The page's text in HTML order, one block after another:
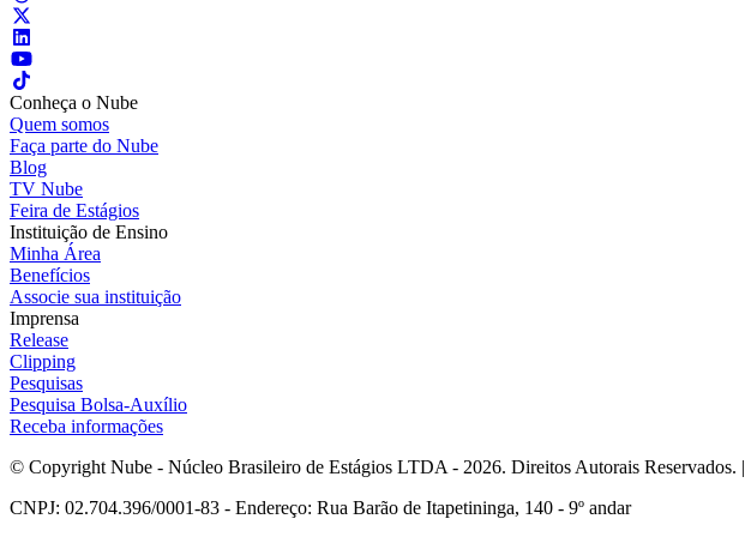
Conheça o Nube
Quem somos
Faça parte do Nube
Blog
TV Nube
Feira de Estágios
Instituição de Ensino
Minha Área
Benefícios
Associe sua instituição
Imprensa
Release
Clipping
Pesquisas
Pesquisa Bolsa-Auxílio
Receba informações
© Copyright Nube - Núcleo Brasileiro de Estágios LTDA - 2026. Direitos Autorais Reservados. |
CNPJ: 02.704.396/0001-83 - Endereço: Rua Barão de Itapetininga, 140 - 9º andar